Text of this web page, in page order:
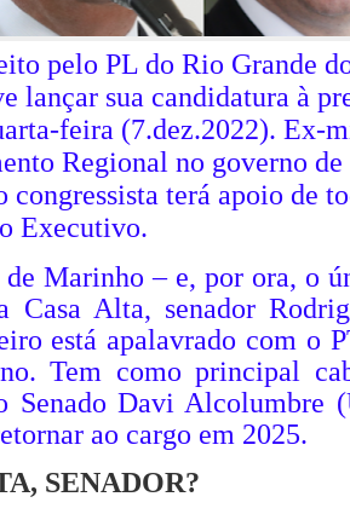
pelo PL do Rio Grande
lançar sua candidatura à
feira (7.dez.2022). Ex-
Regional no governo
terá apoio de
Executivo.
de Marinho – e, por ora, o
Casa Alta, senador
está apalavrado com o
Tem como principal
Senado Davi Alcolumbre
ao cargo em 2025.
SENADOR?